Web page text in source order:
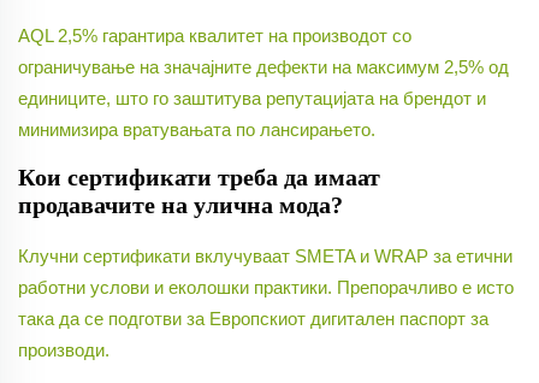
AQL 2,5% гарантира квалитет на производот со
ограничување на значајните дефекти на максимум 2,5% од
единиците, што го заштитува репутацијата на брендот и
минимизира вратувањата по лансирањето.
Кои сертификати треба да имаат
продавачите на улична мода?
Клучни сертификати вклучуваат SMETA и WRAP за етични
работни услови и еколошки практики. Препорачливо е исто
така да се подготви за Европскиот дигитален паспорт за
производи.